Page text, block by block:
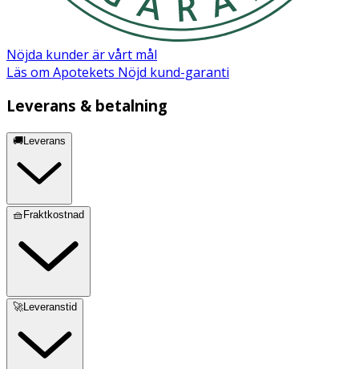
Nöjda kunder är vårt mål
Läs om Apotekets Nöjd kund-garanti
Leverans & betalning
🚚Leverans
🧺Fraktkostnad
🚀Leveranstid